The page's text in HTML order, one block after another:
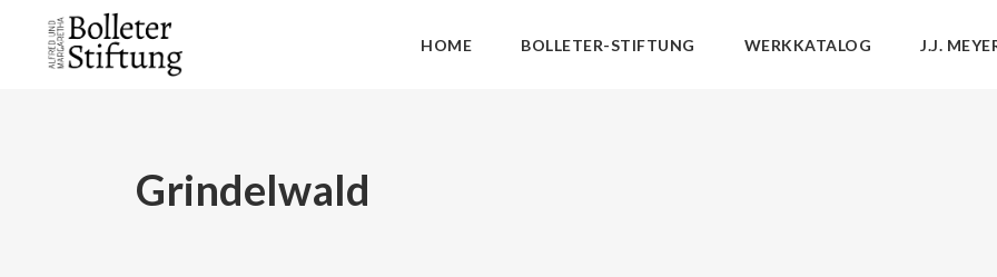
HOME BOLLETER-STIFTUNG WERKKATALOG J.J.
Grindelwald